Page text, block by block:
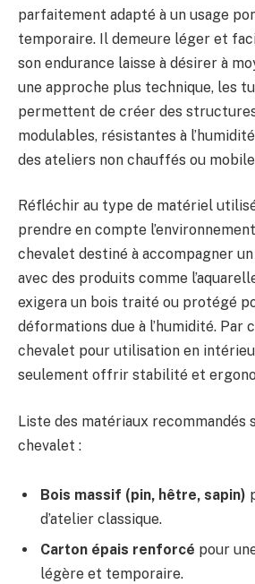
parfaitement adapté à un usage
temporaire. Il demeure léger et
son endurance laisse à désirer à
une approche plus technique, les
permettent de créer des
modulables, résistantes à
des ateliers non chauffés ou
Réfléchir au type de matériel
prendre en compte
chevalet destiné à accompagner
avec des produits comme
exigera un bois traité ou protégé
déformations due à l’humidité. Par
chevalet pour utilisation en
seulement offrir stabilité et
Liste des matériaux recommandés
chevalet :
Bois massif (pin, hêtre, sapin)
d’atelier classique.
Carton épais renforcé pour
légère et temporaire.